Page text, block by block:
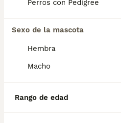
Perros con Pedigree
Sexo de la mascota
Hembra
Macho
Rango de edad
¿Cuáles son las
¿Cuánto es lo